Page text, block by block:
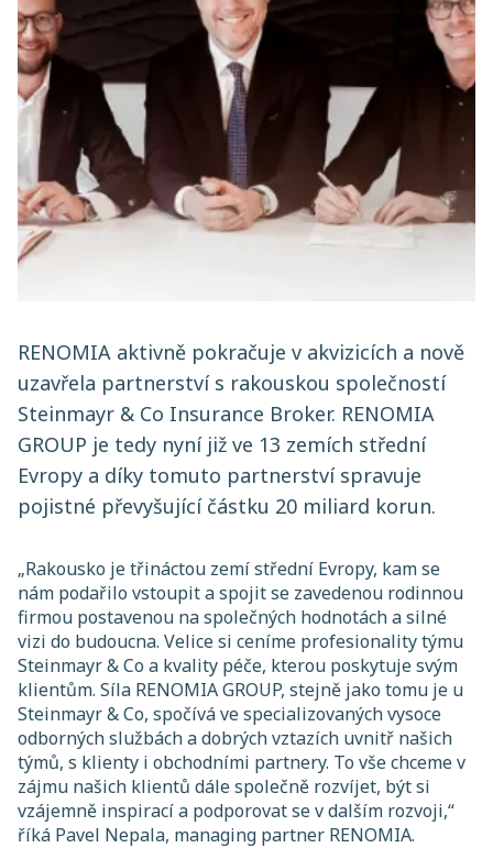
RENOMIA aktivně pokračuje v akvizicích a nově
uzavřela partnerství s rakouskou společností
Steinmayr & Co Insurance Broker. RENOMIA
GROUP je tedy nyní již ve 13 zemích střední
Evropy a díky tomuto partnerství spravuje
pojistné převyšující částku 20 miliard korun.
„Rakousko je třináctou zemí střední Evropy, kam se
nám podařilo vstoupit a spojit se zavedenou rodinnou
firmou postavenou na společných hodnotách a silné
vizi do budoucna. Velice si ceníme profesionality týmu
Steinmayr & Co a kvality péče, kterou poskytuje svým
klientům. Síla RENOMIA GROUP, stejně jako tomu je u
Steinmayr & Co, spočívá ve specializovaných vysoce
odborných službách a dobrých vztazích uvnitř našich
týmů, s klienty i obchodními partnery. To vše chceme v
zájmu našich klientů dále společně rozvíjet, být si
vzájemně inspirací a podporovat se v dalším rozvoji,“
říká Pavel Nepala, managing partner RENOMIA.